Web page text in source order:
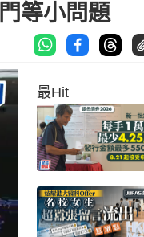
等小問題
最Hit